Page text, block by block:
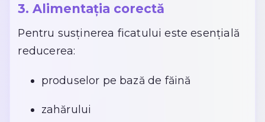
3. Alimentația corectă
Pentru susținerea ficatului este esențială
reducerea:
produselor pe bază de făină
zahărului